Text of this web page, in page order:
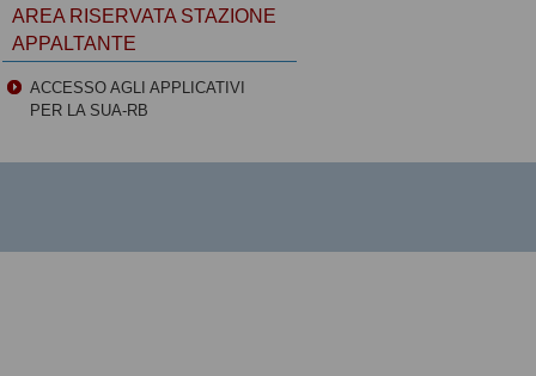
AREA RISERVATA STAZIONE
APPALTANTE
ACCESSO AGLI APPLICATIVI
PER LA SUA-RB